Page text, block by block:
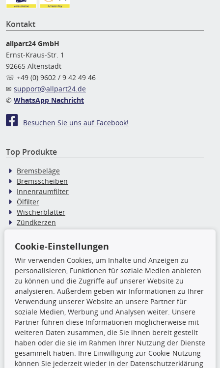
Kontakt
allpart24 GmbH
Ernst-Kraus-Str. 1
92665 Altenstadt
☏ +49 (0) 9602 / 9 42 49 46
✉ support@allpart24.de
✆ WhatsApp Nachricht
Besuchen Sie uns auf Facebook!
Top Produkte
Bremsbeläge
Bremsscheiben
Innenraumfilter
Ölfilter
Wischerblätter
Zündkerzen
TecDoc Inside
Die hier angezeigten Daten,
insbesondere die gesamte Datenbank,
dürfen nicht kopiert werden. Es ist zu
unterlassen, die Daten oder die gesamte Datenbank ohne
vorherige Zustimmung TecDocs zu vervielfältigen, zu
verbreiten und/oder diese Handlungen durch Dritte ausführen
zu lassen. Ein Zuwiderhandeln stellt eine
Urheberrechtsverletzung dar und wird verfolgt.
Cookie-Einstellungen
Wir verwenden Cookies, um Inhalte und Anzeigen zu
personalisieren, Funktionen für soziale Medien anbieten
zu können und die Zugriffe auf unserer Website zu
analysieren. Außerdem geben wir Informationen zu Ihrer
Verwendung unserer Website an unsere Partner für
soziale Medien, Werbung und Analysen weiter. Unsere
Partner führen diese Informationen möglicherweise mit
weiteren Daten zusammen, die Sie ihnen bereit gestellt
haben oder die sie im Rahmen Ihrer Nutzung der Dienste
gesammelt haben. Ihre Einwilligung zur Cookie-Nutzung
können Sie jederzeit wieder in der Datenschutzerklärung